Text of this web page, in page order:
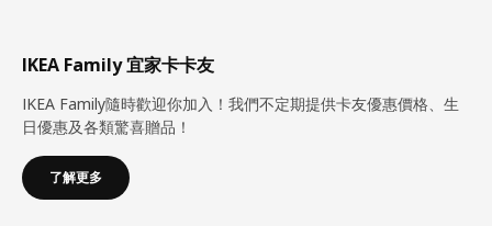
IKEA Family 宜家卡卡友
IKEA Family隨時歡迎你加入！我們不定期提供卡友優惠價格、生
日優惠及各類驚喜贈品！
了解更多